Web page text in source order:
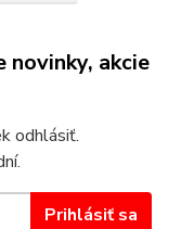
novinky, akcie
odhlásiť.
Prihlásiť sa